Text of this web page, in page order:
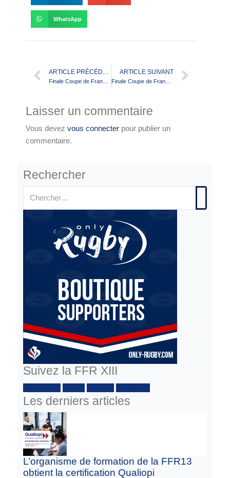
WhatsApp
ARTICLE PRÉCÉDENT ARTICLE SUIVANT
Laisser un commentaire
Vous devez vous connecter pour publier un
commentaire.
Rechercher
Suivez la FFR XIII
Les derniers articles
L’organisme de formation de la FFR13
obtient la certification Qualiopi